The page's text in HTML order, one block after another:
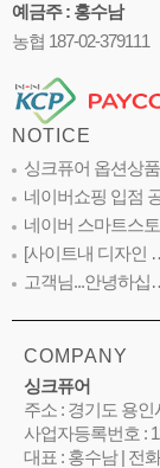
예금주 : 홍수남
농협 187-02-379111
NOTICE
싱크퓨어 옵션상품
네이버쇼핑 입점
네이버 스마트스
[사이트내 디자인
고객님...안녕하십
COMPANY
싱크퓨어
주소 : 경기도 용
사업자등록번호 :
대표 : 홍수남 | 전